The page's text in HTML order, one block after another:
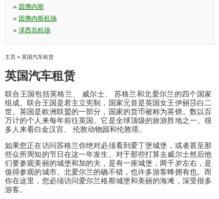
» 因弗内斯
» 因弗内斯机场
» 泽西岛机场
主页 » 英国汽车租赁
英国汽车租赁
联合王国包括英格兰、 威尔士、 苏格兰和北爱尔兰的四个国家
组成。联合王国是君主立宪制，国家元首是英国女王伊丽莎白二
世。英国是欧洲联盟的一部分，国家的货币被称为英镑。数以百
万计的个人来每年前往英国。它是全球顶级的旅游胜地之一。很
多人来看白金汉宫、 伦敦动物园和伦敦塔。
如果您正在访问苏格兰你绝对必须看到爱丁堡城堡，或者甚至那
些众所周知的节日在这一年发生。对于那些打算去威尔士然后他
们要参观美丽的城堡和加的夫，是有一座城堡，两千岁左右，是
值得参观的城市。北爱尔兰的确不错，也许多游客蜂拥有也。而
你在这里，您必须访问爱尔兰格斯城堡和美丽的海滩，深受很多
游客。